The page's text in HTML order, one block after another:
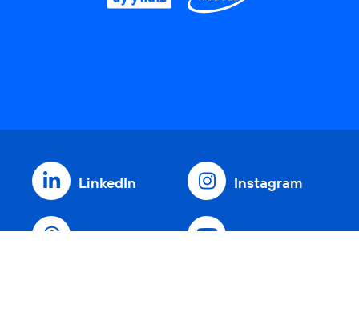
LinkedIn Instagram
Threads YouTube